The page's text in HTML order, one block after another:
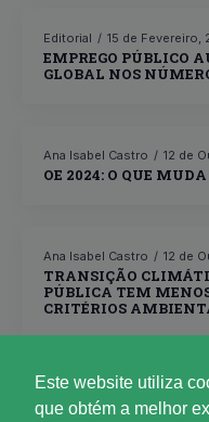
EMPREGO PÚBLICO
GLOBAL NOS
Editorial 15 de Fevereiro,
OE 2024: O QUE
Ana Isabel Castro 12 de
TRANSIÇÃO
PÚBLICA TEM
CRITÉRIOS
Ana Isabel Castro 12 de
CORTES NAS AJUDAS
Ana Isabel Castro 12 de
Este website utiliza
que obtém a melhor